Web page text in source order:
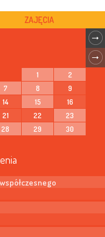
ZAJĘCIA
1
2
7 8
9
14 15
16
21 22
23
28 29
30